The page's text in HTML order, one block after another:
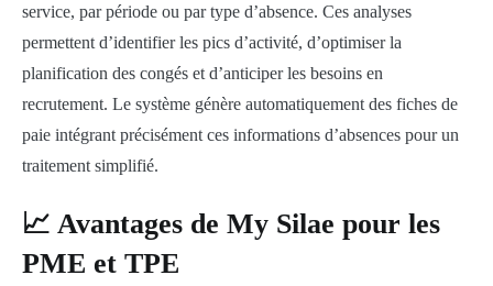
service, par période ou par type d’absence. Ces analyses
permettent d’identifier les pics d’activité, d’optimiser la
planification des congés et d’anticiper les besoins en
recrutement. Le système génère automatiquement des fiches de
paie intégrant précisément ces informations d’absences pour un
traitement simplifié.
📈 Avantages de My Silae pour les
PME et TPE